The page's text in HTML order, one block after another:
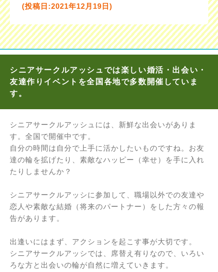
(投稿日:2021年12月19日)
シニアサークルアッシュでは楽しい婚活・出会い・
友達作りイベントを全国各地で多数開催していま
す。
シニアサークルアッシュには、新鮮な出会いがありま
す。全国で開催中です。
自分の時間は自分で上手に活かしたいものですね。お友
達の輪を拡げたり、素敵なハッピー（幸せ）を手に入れ
たりしませんか？
シニアサークルアッシに参加して、職場以外での友達や
恋人や素敵な結婚（将来のパートナー）をした方々の報
告があります。
出逢いにはまず、アクションを起こす事が大切です。
シニアサークルアッシでは、席替え有りなので、いろい
ろな方と出会いの輪が自然に増えていきます。